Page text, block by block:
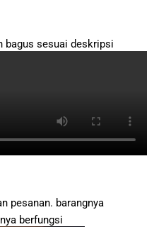
bagus sesuai deskripsi
pesanan. barangnya
berfungsi